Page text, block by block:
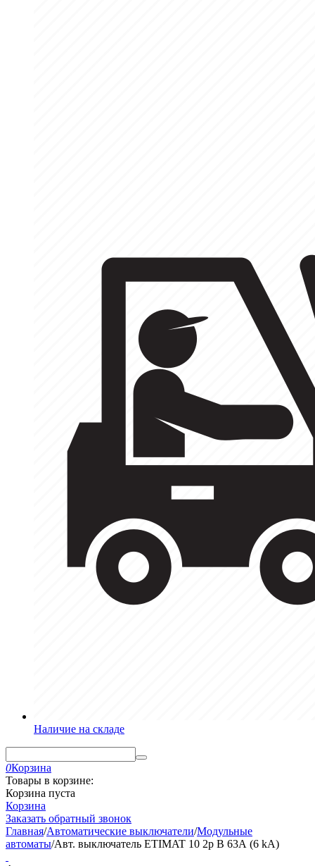
Наличие на складе
0Корзина
Товары в корзине:
Корзина пуста
Корзина
Заказать обратный звонок
Главная/Автоматические выключатели/Модульные
автоматы/Авт. выключатель ETIMAT 10 2p B 63А (6 kA)